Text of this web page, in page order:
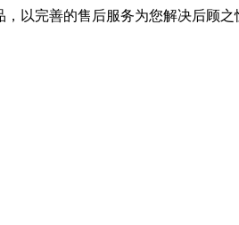
提供产品，以完善的售后服